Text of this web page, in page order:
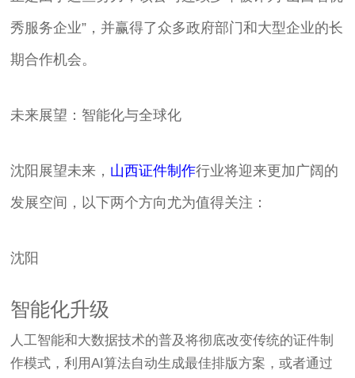
秀服务企业”，并赢得了众多政府部门和大型企业的长
期合作机会。
未来展望：智能化与全球化
沈阳展望未来， 山西证件制作行业将迎来更加广阔的
发展空间，以下两个方向尤为值得关注：
沈阳
智能化升级
人工智能和大数据技术的普及将彻底改变传统的证件制
作模式，利用AI算法自动生成最佳排版方案，或者通过